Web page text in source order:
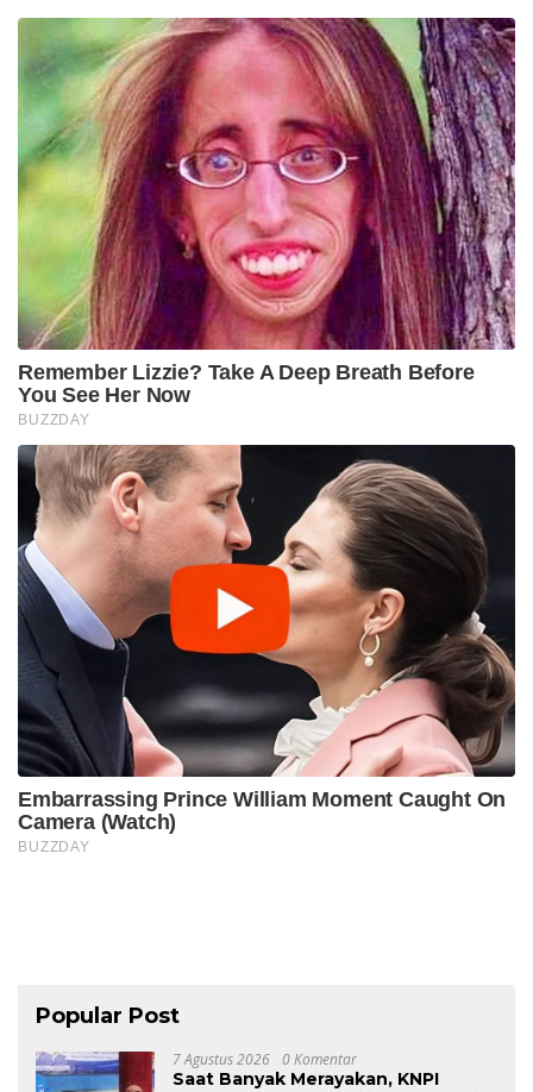
Popular Post
7 Agustus 2026 0 Komentar
Saat Banyak Merayakan, KNPI